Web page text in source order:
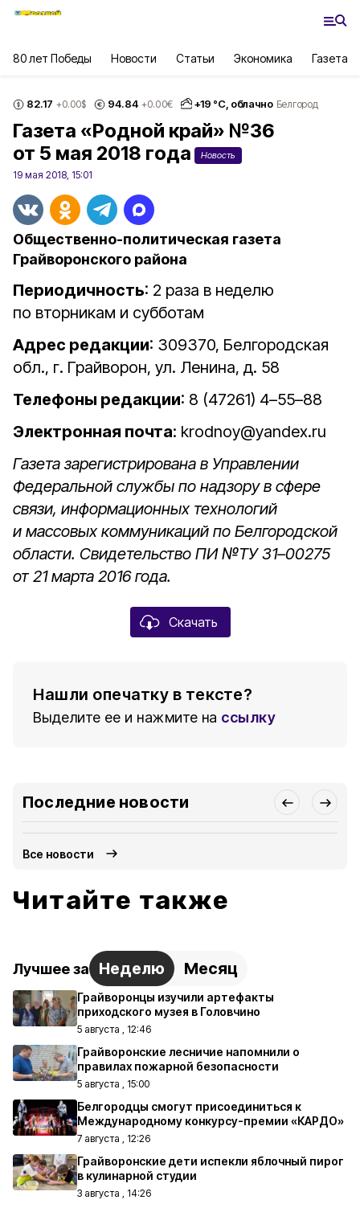
80 лет Победы Новости Статьи Экономика Газета
82.17 +0.00$ 94.84 +0.00€ +19 °С, облачно Белгород
Газета «Родной край» №36
от 5 мая 2018 года
Новость
19 мая 2018, 15:01
Общественно-политическая газета
Грайворонского района
Периодичность: 2 раза в неделю
по вторникам и субботам
Адрес редакции: 309370, Белгородская
обл., г. Грайворон, ул. Ленина, д. 58
Телефоны редакции: 8 (47261) 4–55–88
Электронная почта: krodnoy@yandex.ru
Газета зарегистрирована в Управлении
Федеральной службы по надзору в сфере
связи, информационных технологий
и массовых коммуникаций по Белгородской
области. Свидетельство ПИ №ТУ 31–00275
от 21 марта 2016 года.
Скачать
Нашли опечатку в тексте?
Выделите ее и нажмите на ссылку
Последние новости
Все новости
Читайте также
Лучшее за Неделю Месяц
Грайворонцы изучили артефакты
приходского музея в Головчино
5 августа , 12:46
Грайворонские лесничие напомнили о
правилах пожарной безопасности
5 августа , 15:00
Белгородцы смогут присоединиться к
Международному конкурсу-премии «КАРДО»
7 августа , 12:26
Грайворонские дети испекли яблочный пирог
в кулинарной студии
3 августа , 14:26